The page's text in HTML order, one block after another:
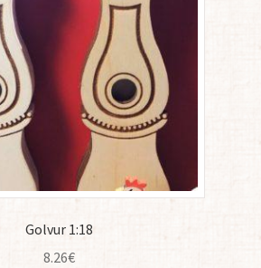
Golvur 1:18
8.26€